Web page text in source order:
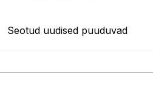
Seotud uudised puuduvad